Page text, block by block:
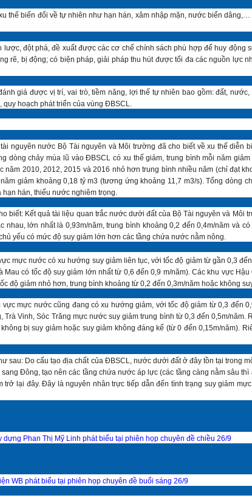
thế biến đổi về tự nhiên như hạn hán, xâm nhập mặn, nước biển
đột phá, đề xuất được các cơ chế chính sách phù hợp để huy động
rẽ, bị động; có biện pháp, giải pháp thu hút được tối đa các nguồn lực
giá được vị trí, vai trò, tiềm năng, lợi thế tự nhiên bao gồm: đất,
hoạch phát triển của vùng ĐBSCL.
nguyên nước Bộ Tài nguyên và Môi trường đã cho biết về xu thế
chảy mùa lũ vào ĐBSCL có xu thế giảm, trung bình mỗi năm
2010, 2012, 2015 và 2016 nhỏ hơn trung bình nhiều năm (chỉ đạt
giảm khoảng 0,18 tỷ m3 (tương ứng khoảng 11,7 m3/s). Tổng dòng
hán, thiếu nước nghiêm trọng.
Kết quả tài liệu quan trắc nước dưới đất của Bộ Tài nguyên và Môi
lớn nhất là 0,93m/năm, trung bình khoảng 0,2 đến 0,4m/năm và
yếu có mức độ suy giảm lớn hơn các tầng chứa nước nằm nông.
mực nước có xu hướng suy giảm liên tục, với tốc độ giảm từ gần 0,3
có tốc độ suy giảm lớn nhất từ 0,6 đến 0,9 m/năm). Các khu vực
độ giảm nhỏ hơn, trung bình khoảng từ 0,2 đến 0,3m/năm hoặc không
mực nước cũng đang có xu hướng giảm, với tốc độ giảm từ 0,3 đến
Vinh, Sóc Trăng mực nước suy giảm trung bình từ 0,3 đến 0,5m/
bị suy giảm hoặc suy giảm không đáng kể (từ 0 đến 0,15m/năm).
Do cấu tạo địa chất của ĐBSCL, nước dưới đất ở đây tồn tại trong
Đông, tạo nên các tầng chứa nước áp lực (các tầng càng nằm sâu
lại đây. Đây là nguyên nhân trực tiếp dẫn đến tình trạng suy giảm
dựng Phan Thị Mỹ Linh phát biểu tại phiên họp chuyên đề chiều 26/9
WB phát biểu tại phiên họp chuyên đề buổi sáng 26/9